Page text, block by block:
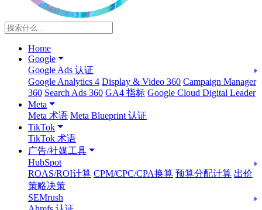
Home
Google
Google Ads 认证
Google Analytics 4 Display & Video 360 Campaign Manager
360 Search Ads 360 GA4 指标 Google Cloud Digital Leader
Meta
Meta 术语 Meta Blueprint 认证
TikTok
TikTok 术语
广告/社媒工具
HubSpot
ROAS/ROI计算 CPM/CPC/CPA换算 预算分配计算 出价
策略决策
SEMrush